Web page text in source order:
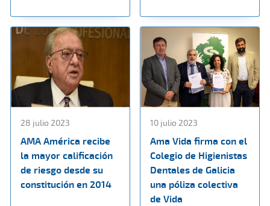
28 julio 2023
AMA América recibe
la mayor calificación
de riesgo desde su
constitución en 2014
10 julio 2023
Ama Vida firma con el
Colegio de Higienistas
Dentales de Galicia
una póliza colectiva
de Vida